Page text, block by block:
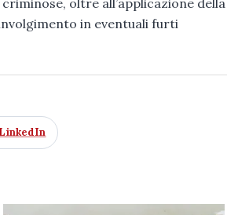
in eventuali furti
LinkedIn